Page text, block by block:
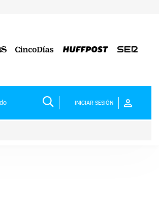
INICIAR SESIÓN